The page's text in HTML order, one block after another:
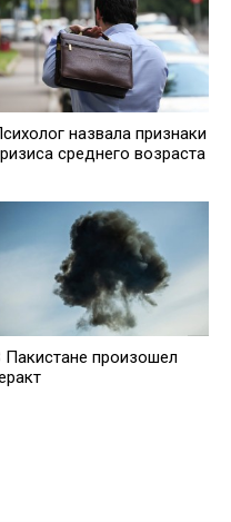
назвала признаки
среднего возраста
Пакистане произошел